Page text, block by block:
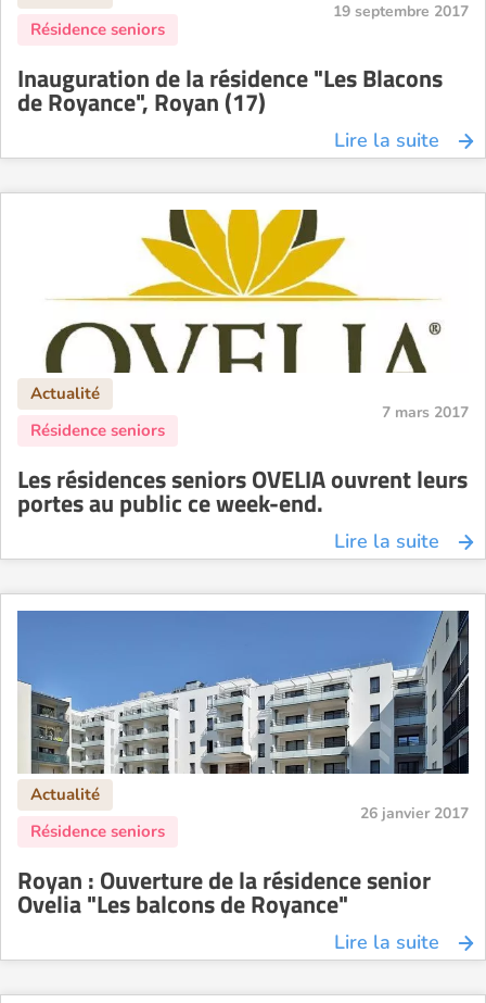
19 septembre 2017
Inauguration de la résidence "Les Blacons
de Royance", Royan (17)
Lire la suite
7 mars 2017
Les résidences seniors OVELIA ouvrent leurs
portes au public ce week-end.
Lire la suite
26 janvier 2017
Royan : Ouverture de la résidence senior
Ovelia "Les balcons de Royance"
Lire la suite